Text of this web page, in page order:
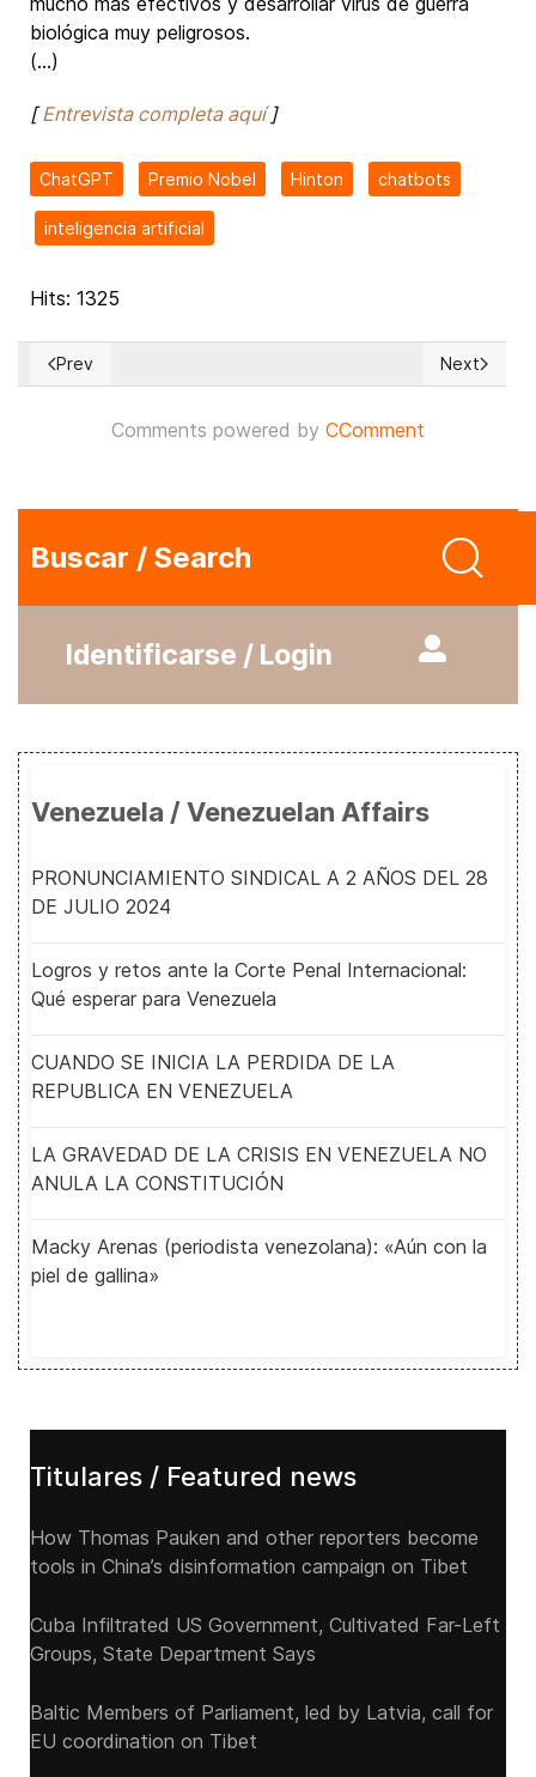
biológica muy peligrosos.
(...)
[Entrevista completa aquí]
ChatGPT Premio Nobel Hinton chatbots
inteligencia artificial
Hits: 1325
Previous article: Artificial Intelligence: A Central Theme at
Prev Next
Next
Comments powered by CComment
Buscar / Search
Identificarse / Login
Venezuela / Venezuelan Affairs
PRONUNCIAMIENTO SINDICAL A 2 AÑOS DEL 28
DE JULIO 2024
Logros y retos ante la Corte Penal Internacional:
Qué esperar para Venezuela
CUANDO SE INICIA LA PERDIDA DE LA
REPUBLICA EN VENEZUELA
LA GRAVEDAD DE LA CRISIS EN VENEZUELA NO
ANULA LA CONSTITUCIÓN
Macky Arenas (periodista venezolana): «Aún con la
piel de gallina»
Titulares / Featured news
How Thomas Pauken and other reporters become
tools in China’s disinformation campaign on Tibet
Cuba Infiltrated US Government, Cultivated Far-Left
Groups, State Department Says
Baltic Members of Parliament, led by Latvia, call for
EU coordination on Tibet